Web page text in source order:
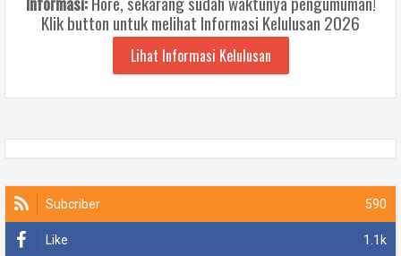
Klik button untuk melihat Informasi Kelulusan 2026
Lihat Informasi Kelulusan
590
Subcriber
1.1k
Like